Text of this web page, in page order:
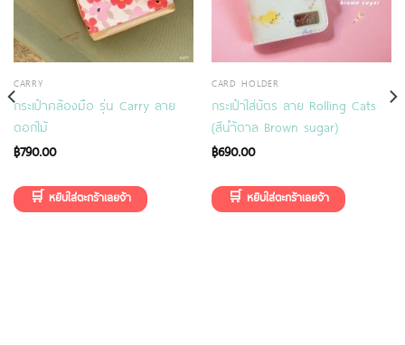
CARRY
กระเป๋าคล้องมือ รุ่น Carry ลาย
ดอกไม้
฿790.00
CARD HOLDER
กระเป๋าใส่บัตร ลาย Rolling Cats
(สีนำ้ตาล Brown sugar)
฿690.00